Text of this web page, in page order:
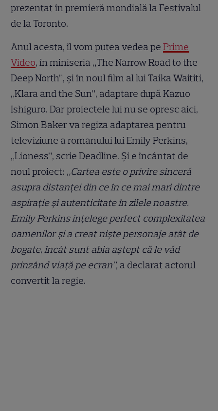
prezentat în premieră mondială la Festivalul
de la Toronto.
Anul acesta, îl vom putea vedea pePrime
Video, în miniseria „The Narrow Road to the
Deep North”, și în noul film al lui Taika Waititi,
„Klara and the Sun”, adaptare după Kazuo
Ishiguro. Dar proiectele lui nu se opresc aici,
Simon Baker va regiza adaptarea pentru
televiziune a romanului lui Emily Perkins,
„Lioness”, scrie Deadline. Și e încântat de
noul proiect: „Cartea este o privire sinceră
asupra distanței din ce în ce mai mari dintre
aspirație și autenticitate în zilele noastre.
Emily Perkins înțelege perfect complexitatea
oamenilor și a creat niște personaje atât de
bogate, încât sunt abia aștept că le văd
prinzând viață pe ecran”, a declarat actorul
convertit la regie.